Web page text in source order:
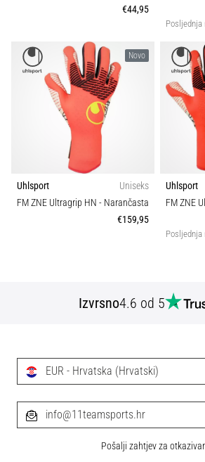
€44,95
Novo
Uhlsport
Uniseks
FM ZNE Ultragrip HN - Narančasta
€159,95
Uhlsport
FM ZNE
Posljednja
Izvrsno4.6 od 5
EUR - Hrvatska (Hrvatski)
info@11teamsports.hr
Pošalji zahtjev za